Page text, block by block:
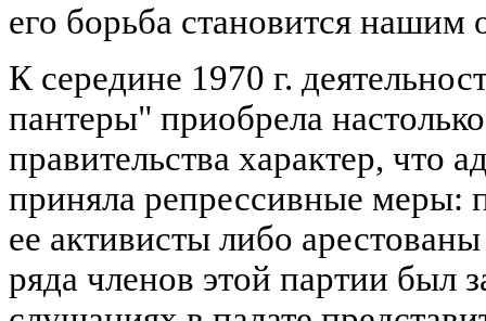
его борьба становится
К середине 1970 г.
пантеры" приобрела
правительства характер, что
приняла репрессивные меры:
ее активисты либо
ряда членов этой партии был